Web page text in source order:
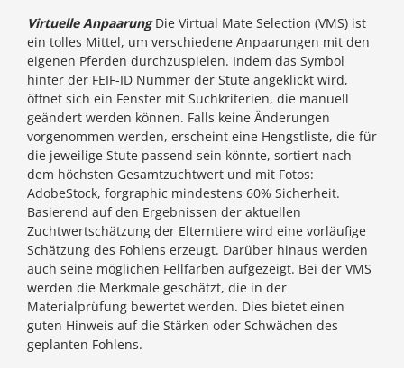
Virtuelle AnpaarungDie Virtual Mate Selection (VMS) ist
ein tolles Mittel, um verschiedene Anpaarungen mit den
eigenen Pferden durchzuspielen. Indem das Symbol
hinter der FEIF-ID Nummer der Stute angeklickt wird,
öffnet sich ein Fenster mit Suchkriterien, die manuell
geändert werden können. Falls keine Änderungen
vorgenommen werden, erscheint eine Hengstliste, die für
die jeweilige Stute passend sein könnte, sortiert nach
dem höchsten Gesamtzuchtwert und mit Fotos:
AdobeStock, forgraphic mindestens 60% Sicherheit.
Basierend auf den Ergebnissen der aktuellen
Zuchtwertschätzung der Elterntiere wird eine vorläufige
Schätzung des Fohlens erzeugt. Darüber hinaus werden
auch seine möglichen Fellfarben aufgezeigt. Bei der VMS
werden die Merkmale geschätzt, die in der
Materialprüfung bewertet werden. Dies bietet einen
guten Hinweis auf die Stärken oder Schwächen des
geplanten Fohlens.